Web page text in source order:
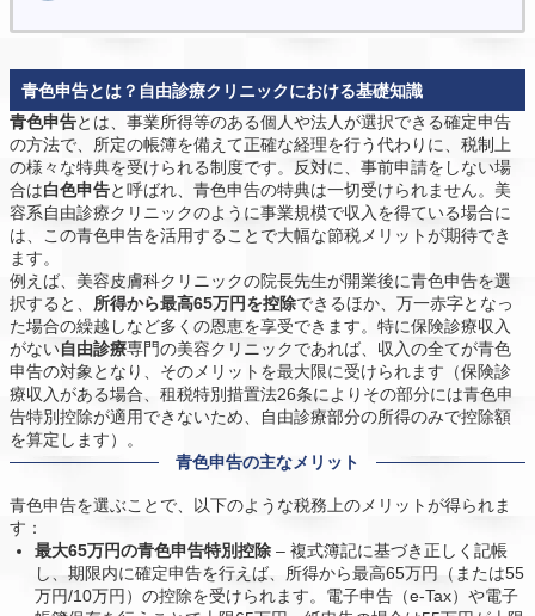
青色申告とは？自由診療クリニックにおける基礎知識
青色申告とは、事業所得等のある個人や法人が選択できる確定申告
の方法で、所定の帳簿を備えて正確な経理を行う代わりに、税制上
の様々な特典を受けられる制度です。反対に、事前申請をしない場
合は白色申告と呼ばれ、青色申告の特典は一切受けられません。美
容系自由診療クリニックのように事業規模で収入を得ている場合に
は、この青色申告を活用することで大幅な節税メリットが期待でき
ます。
例えば、美容皮膚科クリニックの院長先生が開業後に青色申告を選
択すると、 所得から最高65万円を控除できるほか、万一赤字となっ
た場合の繰越しなど多くの恩恵を享受できます。特に保険診療収入
がない自由診療専門の美容クリニックであれば、収入の全てが青色
申告の対象となり、そのメリットを最大限に受けられます（保険診
療収入がある場合、租税特別措置法26条によりその部分には青色申
告特別控除が適用できないため、自由診療部分の所得のみで控除額
を算定します）。
青色申告の主なメリット
青色申告を選ぶことで、以下のような税務上のメリットが得られま
す：
最大65万円の青色申告特別控除 – 複式簿記に基づき正しく記帳
し、期限内に確定申告を行えば、所得から最高65万円（または55
万円/10万円）の控除を受けられます。電子申告（e-Tax）や電子